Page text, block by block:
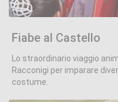
Fiabe al Castello
Lo straordinario viaggio
Racconigi per imparare
costume.